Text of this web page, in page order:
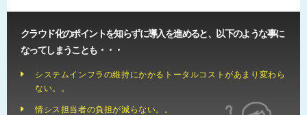
クラウド化のポイントを知らずに導入を進めると、以下のような事に
なってしまうことも・・・
システムインフラの維持にかかるトータルコストがあまり変わら
ない。。
情シス担当者の負担が減らない。。